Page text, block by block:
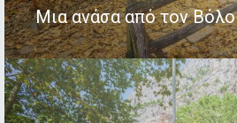
Μια ανάσα από τον Βόλο